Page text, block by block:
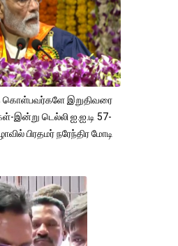
கொள்பவர்களே இறுதிவரை
இன்று டெல்லி ஐ.ஐ.டி 57-
பிரதமர் நரேந்திர மோடி